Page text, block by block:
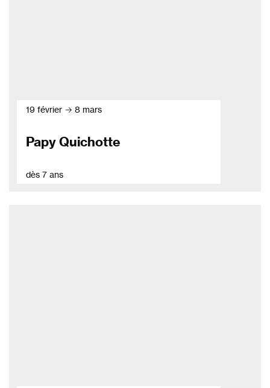
19 février → 8 mars
Papy Quichotte
dès 7 ans